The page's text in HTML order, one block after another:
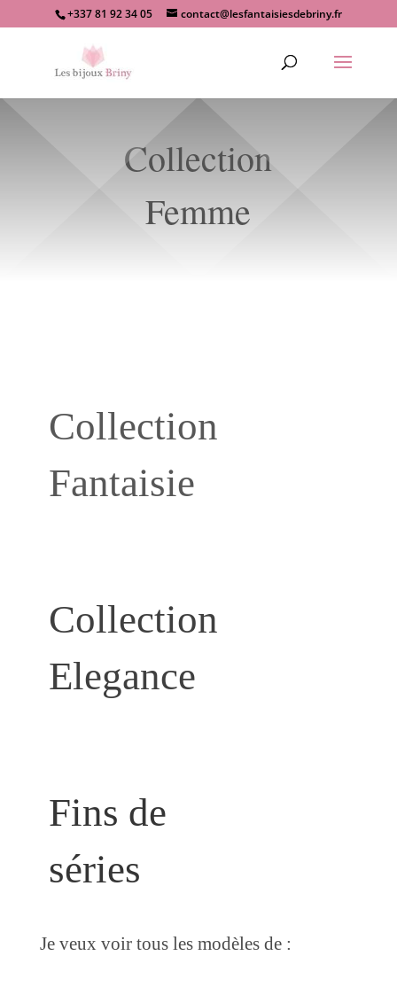
+337 81 92 34 05 contact@lesfantaisiesdebriny.fr
Collection
Femme
Collection
Fantaisie
Collection
Elegance
Fins de
séries
Je veux voir tous les modèles de :